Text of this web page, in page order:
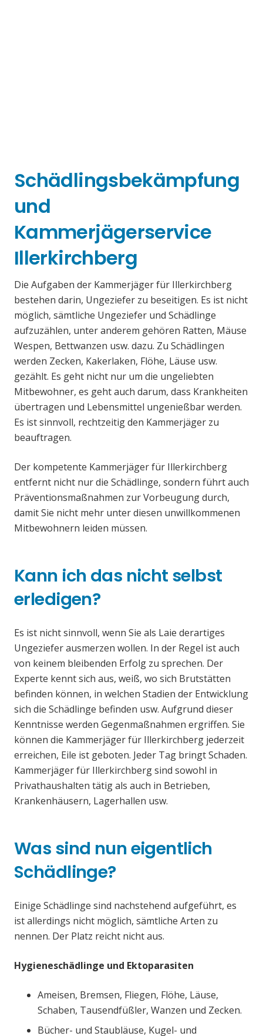
Schädlingsbekämpfung
und
Kammerjägerservice
Illerkirchberg
Die Aufgaben der Kammerjäger für Illerkirchberg
bestehen darin, Ungeziefer zu beseitigen. Es ist nicht
möglich, sämtliche Ungeziefer und Schädlinge
aufzuzählen, unter anderem gehören Ratten, Mäuse
Wespen, Bettwanzen usw. dazu. Zu Schädlingen
werden Zecken, Kakerlaken, Flöhe, Läuse usw.
gezählt. Es geht nicht nur um die ungeliebten
Mitbewohner, es geht auch darum, dass Krankheiten
übertragen und Lebensmittel ungenießbar werden.
Es ist sinnvoll, rechtzeitig den Kammerjäger zu
beauftragen.
Der kompetente Kammerjäger für Illerkirchberg
entfernt nicht nur die Schädlinge, sondern führt auch
Präventionsmaßnahmen zur Vorbeugung durch,
damit Sie nicht mehr unter diesen unwillkommenen
Mitbewohnern leiden müssen.
Kann ich das nicht selbst
erledigen?
Es ist nicht sinnvoll, wenn Sie als Laie derartiges
Ungeziefer ausmerzen wollen. In der Regel ist auch
von keinem bleibenden Erfolg zu sprechen. Der
Experte kennt sich aus, weiß, wo sich Brutstätten
befinden können, in welchen Stadien der Entwicklung
sich die Schädlinge befinden usw. Aufgrund dieser
Kenntnisse werden Gegenmaßnahmen ergriffen. Sie
können die Kammerjäger für Illerkirchberg jederzeit
erreichen, Eile ist geboten. Jeder Tag bringt Schaden.
Kammerjäger für Illerkirchberg sind sowohl in
Privathaushalten tätig als auch in Betrieben,
Krankenhäusern, Lagerhallen usw.
Was sind nun eigentlich
Schädlinge?
Einige Schädlinge sind nachstehend aufgeführt, es
ist allerdings nicht möglich, sämtliche Arten zu
nennen. Der Platz reicht nicht aus.
Hygieneschädlinge und Ektoparasiten
Ameisen, Bremsen, Fliegen, Flöhe, Läuse,
Schaben, Tausendfüßler, Wanzen und Zecken.
Bücher- und Staubläuse, Kugel- und